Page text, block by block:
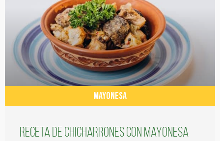
MAYONESA
Receta de chicharrones con mayonesa